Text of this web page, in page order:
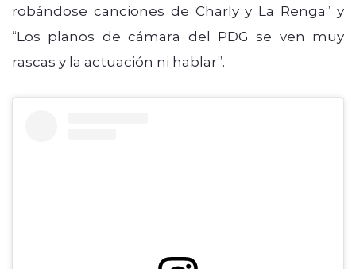
robándose canciones de Charly y La Renga” y
“Los planos de cámara del PDG se ven muy
rascas y la actuación ni hablar”.